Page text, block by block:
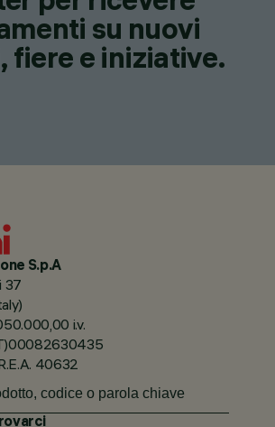
su nuovi
fiere e iniziative.
S.p.A
37
i.v.
40632